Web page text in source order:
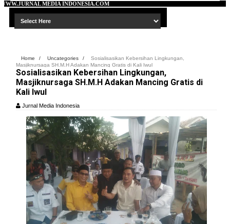
Home / Uncategories /
Sosialisasikan Kebersihan Lingkungan,
Masjiknursaga SH.M.H Adakan Mancing Gratis di Kali Iwul
Sosialisasikan Kebersihan Lingkungan,
Masjiknursaga SH.M.H Adakan Mancing Gratis di
Kali Iwul
Jurnal Media Indonesia